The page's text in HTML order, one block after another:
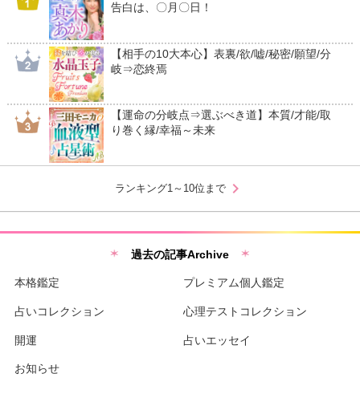
告白は、〇月〇日！
【相手の10大本心】表裏/欲/嘘/秘密/願望/分
岐⇒恋終焉
【運命の分岐点⇒選ぶべき道】本質/才能/取
り巻く縁/幸福～未来
ランキング1～10位まで chevron_right
過去の記事Archive
本格鑑定 プレミアム個人鑑定
占いコレクション 心理テストコレクション
開運 占いエッセイ
お知らせ